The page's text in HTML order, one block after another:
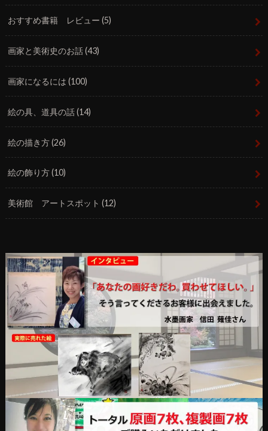
おすすめ書籍 レビュー(5)
画家と美術史のお話(43)
画家になるには(100)
絵の具、道具の話(14)
絵の描き方(26)
絵の飾り方(10)
美術館 アートスポット(12)